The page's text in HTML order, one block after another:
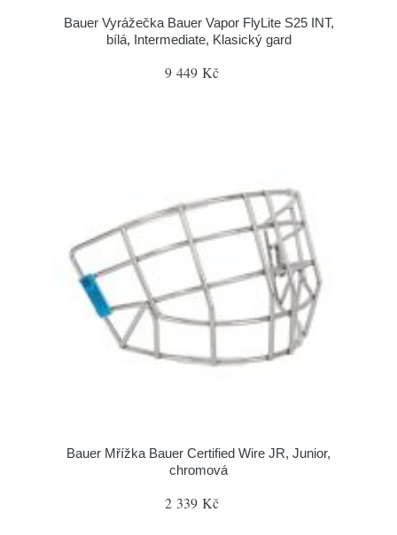
Bauer Vyrážečka Bauer Vapor FlyLite S25 INT,
bílá, Intermediate, Klasický gard
9 449 Kč
Bauer Mřížka Bauer Certified Wire JR, Junior,
chromová
2 339 Kč